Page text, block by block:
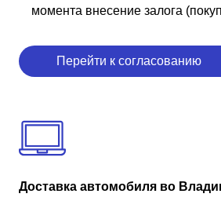
момента внесение залога
Перейти к согласованию
Доставка автомобиля во